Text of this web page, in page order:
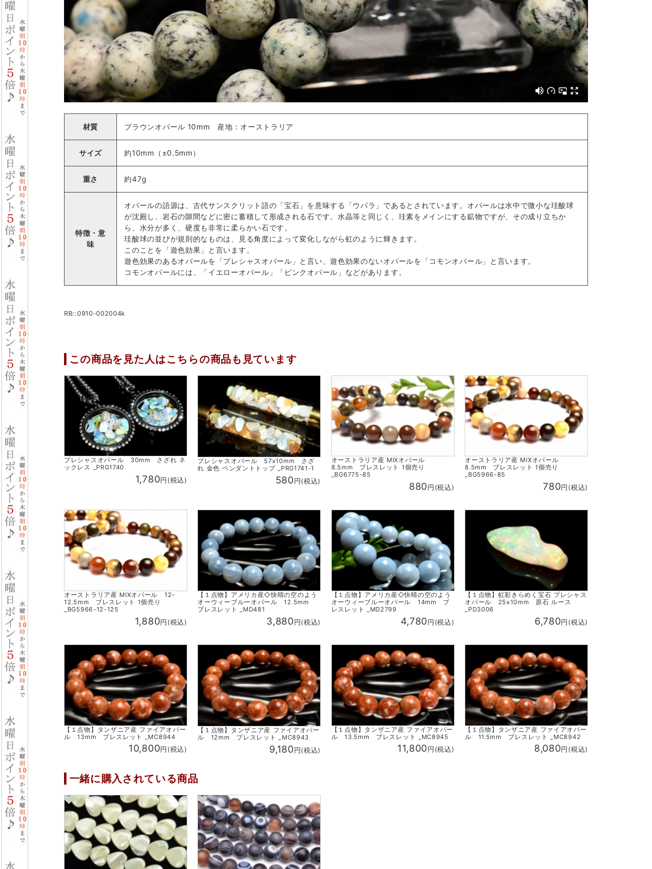
材質 ブラウンオパール 10mm 産地：オーストラリア
サイズ 約10mm（±0.5mm）
重さ 約47g
特徴・意
味
オパールの語源は、古代サンスクリット語の「宝石」を意味する「ウパラ」であるとされています。オパールは水中で微小な珪酸球
が沈殿し、岩石の隙間などに密に蓄積して形成される石です。水晶等と同じく、珪素をメインにする鉱物ですが、その成り立ちか
ら、水分が多く、硬度も非常に柔らかい石です。
珪酸球の並びが規則的なものは、見る角度によって変化しながら虹のように輝きます。
このことを「遊色効果」と言います。
遊色効果のあるオパールを「プレシャスオパール」と言い、遊色効果のないオパールを「コモンオパール」と言います。
コモンオパールには、「イエローオパール」「ピンクオパール」などがあります。
RB::0910-002004k
この商品を見た人はこちらの商品も見ています
プレシャスオパール 30mm さざれ ネ
ックレス _PRG1740
1,780円(税込)
プレシャスオパール 57x10mm さざ
れ 金色 ペンダントトップ _PRG1741-1
580円(税込)
オーストラリア産 MIXオパール
8.5mm ブレスレット 1個売り
_BG6775-85
880円(税込)
オーストラリア産 MIXオパール
8.5mm ブレスレット 1個売り
_BG5966-85
780円(税込)
オーストラリア産 MIXオパール 12-
12.5mm ブレスレット 1個売り
_BG5966-12-125
1,880円(税込)
【１点物】アメリカ産◇快晴の空のよう
オーウィーブルーオパール 12.5mm
ブレスレット _MD481
3,880円(税込)
【１点物】アメリカ産◇快晴の空のよう
オーウィーブルーオパール 14mm ブ
レスレット _MD2799
4,780円(税込)
【１点物】虹彩きらめく宝石 プレシャス
オパール 25x10mm 原石 ルース
_PD3006
6,780円(税込)
【１点物】タンザニア産 ファイアオパー
ル 13mm ブレスレット _MC8944
10,800円(税込)
【１点物】タンザニア産 ファイアオパー
ル 12mm ブレスレット _MC8943
9,180円(税込)
【１点物】タンザニア産 ファイアオパー
ル 13.5mm ブレスレット _MC8945
11,800円(税込)
【１点物】タンザニア産 ファイアオパー
ル 11.5mm ブレスレット _MC8942
8,080円(税込)
一緒に購入されている商品